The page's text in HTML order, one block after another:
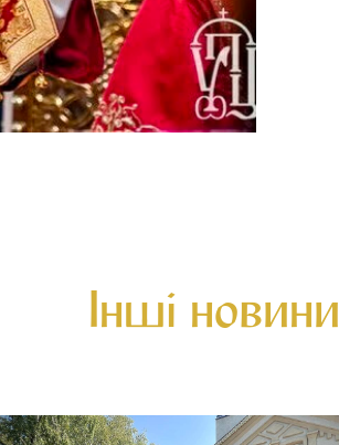
Інші новини